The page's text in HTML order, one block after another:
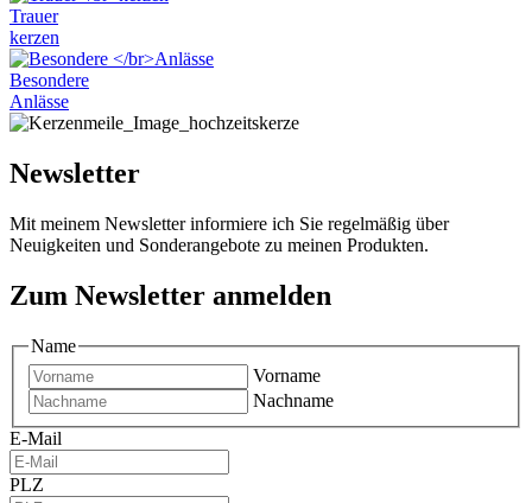
Trauer
kerzen
Besondere
Anlässe
Newsletter
Mit meinem Newsletter informiere ich Sie regelmäßig über
Neuigkeiten und Sonderangebote zu meinen Produkten.
Zum Newsletter anmelden
Name
Vorname
Nachname
E-Mail
PLZ